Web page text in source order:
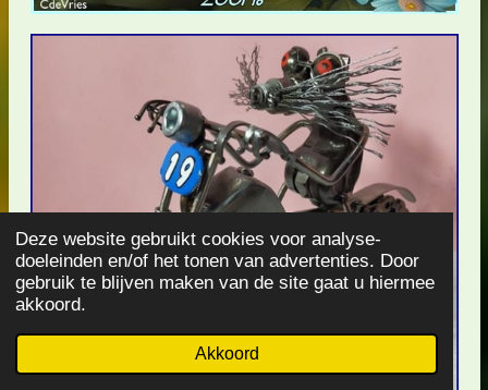
Deze website gebruikt cookies voor analyse-
doeleinden en/of het tonen van advertenties. Door
gebruik te blijven maken van de site gaat u hiermee
akkoord.
Akkoord